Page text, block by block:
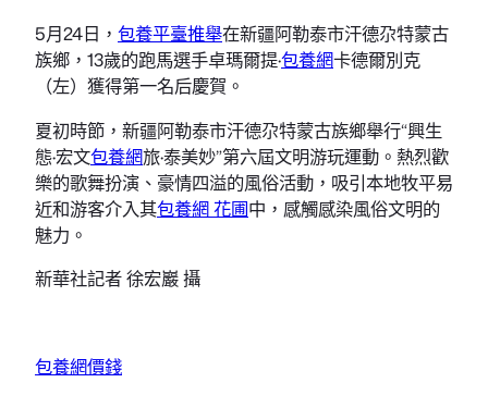
5月24日， 包養平臺推舉在新疆阿勒泰市汗德尕特蒙古
族鄉，13歲的跑馬選手卓瑪爾提·包養網卡德爾別克
（左）獲得第一名后慶賀。
夏初時節，新疆阿勒泰市汗德尕特蒙古族鄉舉行“興生
態·宏文包養網旅·泰美妙”第六屆文明游玩運動。熱烈歡
樂的歌舞扮演、豪情四溢的風俗活動，吸引本地牧平易
近和游客介入其包養網 花圃中，感觸感染風俗文明的
魅力。
新華社記者 徐宏巖 攝
包養網價錢